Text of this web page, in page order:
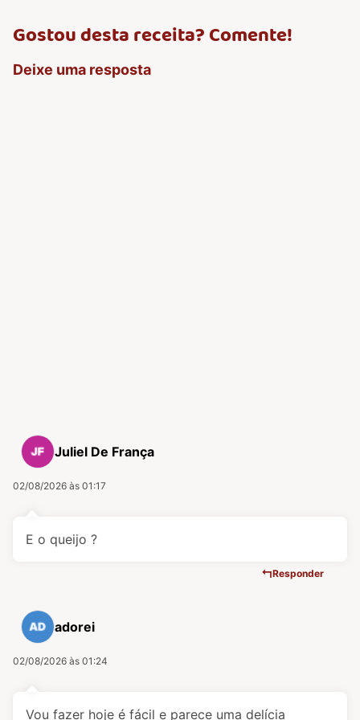
Gostou desta receita? Comente!
Deixe uma resposta
Juliel De França
02/08/2026 às 01:17
E o queijo ?
Responder
adorei
02/08/2026 às 01:24
Vou fazer hoje é fácil e parece uma delícia